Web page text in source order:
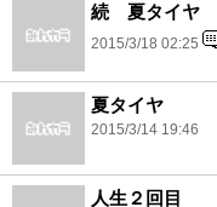
続 夏タイヤ
2015/3/18 02:25
夏タイヤ
2015/3/14 19:46
人生２回目